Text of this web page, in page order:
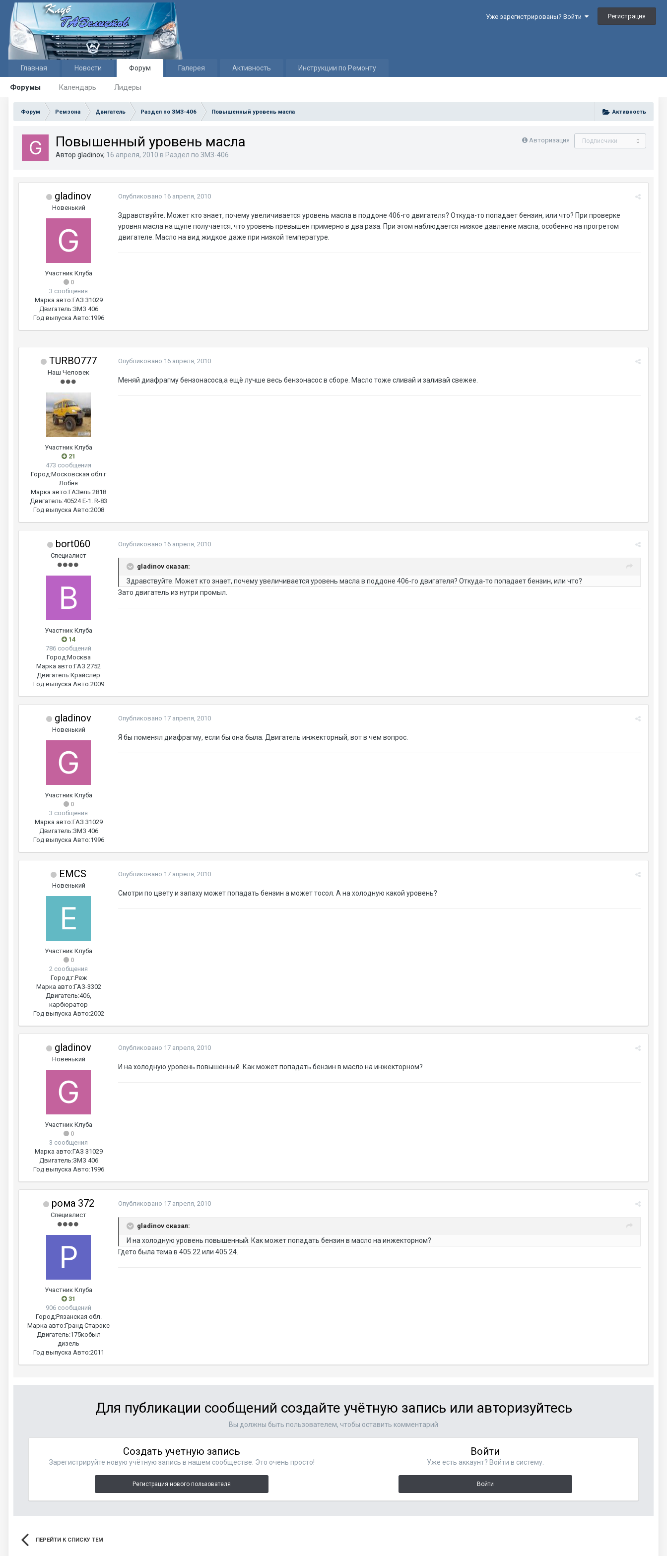
Уже зарегистрированы? Войти Регистрация
Главная Новости Форум
Форумы Календарь Лидеры
Галерея Активность Инструкции по Ремонту
Активность
Форум Ремзона Двигатель Раздел по ЗМЗ-406 Повышенный уровень масла
Авторизация Подписчики 0
Повышенный уровень масла
Автор gladinov, 16 апреля, 2010 в Раздел по ЗМЗ-406
gladinov
Новенький
Участник Клуба
0
3 сообщения
Марка авто:ГАЗ 31029
Двигатель:ЗМЗ 406
Год выпуска Авто:1996
Опубликовано 16 апреля, 2010
Здравствуйте. Может кто знает, почему увеличивается уровень масла в поддоне 406-го двигателя? Откуда-то попадает бензин, или что? При проверке
уровня масла на щупе получается, что уровень превышен примерно в два раза. При этом наблюдается низкое давление масла, особенно на прогретом
двигателе. Масло на вид жидкое даже при низкой температуре.
TURBO777
Наш Человек
Участник Клуба
21
473 сообщения
Город:Московская обл.г
Лобня
Марка авто:ГАЗель 2818
Двигатель:40524 E-1. R-83
Год выпуска Авто:2008
Опубликовано 16 апреля, 2010
Меняй диафрагму бензонасоса,а ещё лучше весь бензонасос в сборе. Масло тоже сливай и заливай свежее.
bort060
Специалист
Участник Клуба
14
786 сообщений
Город:Москва
Марка авто:ГАЗ 2752
Двигатель:Крайслер
Год выпуска Авто:2009
Опубликовано 16 апреля, 2010
gladinov сказал:
Здравствуйте. Может кто знает, почему увеличивается уровень масла в поддоне 406-го двигателя? Откуда-то попадает бензин, или что?
Зато двигатель из нутри промыл.
gladinov
Новенький
Участник Клуба
0
3 сообщения
Марка авто:ГАЗ 31029
Двигатель:ЗМЗ 406
Год выпуска Авто:1996
Опубликовано 17 апреля, 2010
Я бы поменял диафрагму, если бы она была. Двигатель инжекторный, вот в чем вопрос.
EMCS
Новенький
Участник Клуба
0
2 сообщения
Город:г.Реж
Марка авто:ГАЗ-3302
Двигатель:406,
карбюратор
Год выпуска Авто:2002
Опубликовано 17 апреля, 2010
Смотри по цвету и запаху может попадать бензин а может тосол. А на холодную какой уровень?
gladinov
Новенький
Участник Клуба
0
3 сообщения
Марка авто:ГАЗ 31029
Двигатель:ЗМЗ 406
Год выпуска Авто:1996
Опубликовано 17 апреля, 2010
И на холодную уровень повышенный. Как может попадать бензин в масло на инжекторном?
рома 372
Специалист
Участник Клуба
31
906 сообщений
Город:Рязанская обл.
Марка авто:Гранд Старэкс
Двигатель:175кобыл
дизель
Год выпуска Авто:2011
Опубликовано 17 апреля, 2010
gladinov сказал:
И на холодную уровень повышенный. Как может попадать бензин в масло на инжекторном?
Гдето была тема в 405.22 или 405.24.
Для публикации сообщений создайте учётную запись или авторизуйтесь
Вы должны быть пользователем, чтобы оставить комментарий
Создать учетную запись
Зарегистрируйте новую учётную запись в нашем сообществе. Это очень просто!
Регистрация нового пользователя
Войти
Уже есть аккаунт? Войти в систему.
Войти
ПЕРЕЙТИ К СПИСКУ ТЕМ